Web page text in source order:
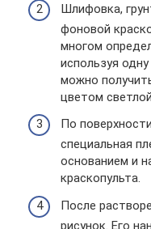
Шлифовка,
фоновой
многом
используя
можно
цветом
По
специальная
основанием и
краскопульта.
После
рисунок. Его